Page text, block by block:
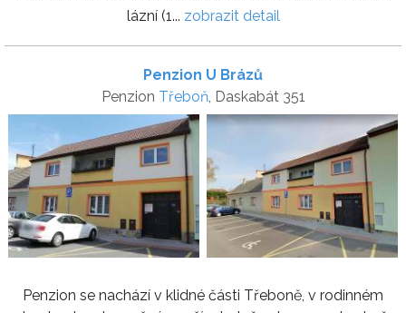
lázní (1... zobrazit detail
Penzion U Brázů
Penzion Třeboň, Daskabát 351
Penzion se nachází v klidné části Třeboně, v rodinném